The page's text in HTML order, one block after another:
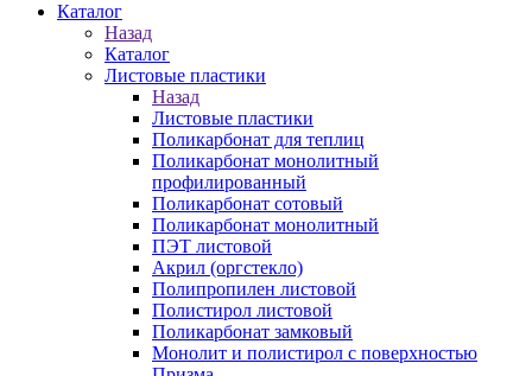
Каталог
Назад
Каталог
Листовые пластики
Назад
Листовые пластики
Поликарбонат для теплиц
Поликарбонат монолитный
профилированный
Поликарбонат сотовый
Поликарбонат монолитный
ПЭТ листовой
Акрил (оргстекло)
Полипропилен листовой
Полистирол листовой
Поликарбонат замковый
Монолит и полистирол с поверхностью